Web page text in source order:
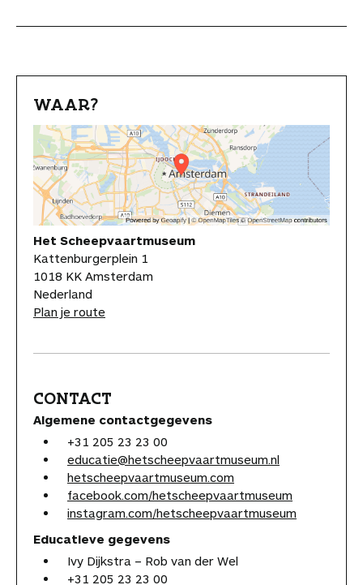
WAAR?
Het Scheepvaartmuseum
Kattenburgerplein 1
1018 KK Amsterdam
Nederland
Plan je route
CONTACT
Algemene contactgegevens
+31 205 23 23 00
educatie@hetscheepvaartmuseum.nl
hetscheepvaartmuseum.com
facebook.com/hetscheepvaartmuseum
instagram.com/hetscheepvaartmuseum
Educatieve gegevens
Ivy Dijkstra – Rob van der Wel
+31 205 23 23 00